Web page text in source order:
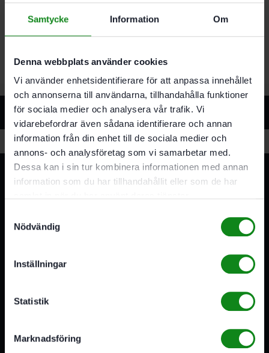
Samtycke Information Om
Denna webbplats använder cookies
Vi använder enhetsidentifierare för att anpassa innehållet
och annonserna till användarna, tillhandahålla funktioner
för sociala medier och analysera vår trafik. Vi
vidarebefordrar även sådana identifierare och annan
information från din enhet till de sociala medier och
annons- och analysföretag som vi samarbetar med.
Dessa kan i sin tur kombinera informationen med annan
information som du har tillhandahållit eller som de har
Nödvändig
Inställningar
Statistik
Marknadsföring
För långhalsslip PLANEX
Relaterade produkter
Vi är återförsäljare av elverktyg, tillbehör, infästning och
serviceverkstad i Stockholm samt en e-handel för hela
Sverige. Av oss får du professionell service av
556341-4290